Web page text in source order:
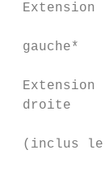
droite
(inclus